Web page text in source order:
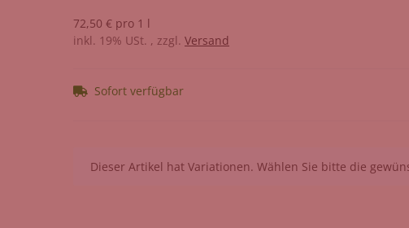
72,50 € pro 1 l
inkl. 19% USt. , zzgl. Versand
Sofort verfügbar
x
Dieser Artikel hat Variationen. Wählen Sie bitte die